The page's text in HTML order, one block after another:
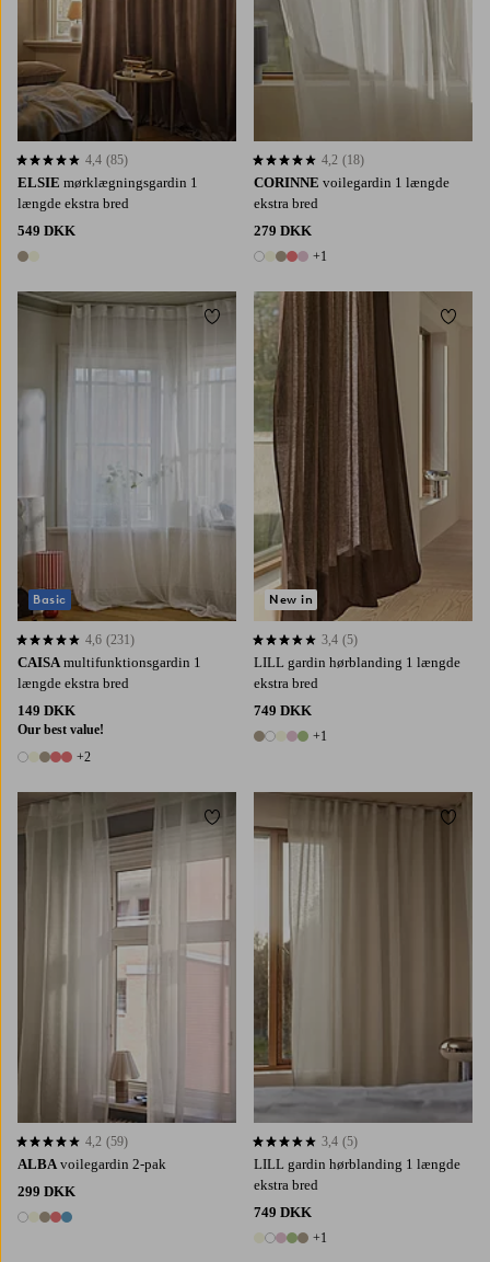
ELSIE mørklægningsgardin 1
længde ekstra bred
549 DKK
2 farver
4,4 baseret på 85 bedømmelser
4,4 (85)
CORINNE voilegardin 1 længde
ekstra bred
279 DKK
6 farver
+1
4,2 baseret på 18 bedømmelser
4,2 (18)
CAISA multifunktionsgardin 1
længde ekstra bred
149 DKK
Our best value!
7 farver
+2
4,6 baseret på 231 bedømmelser
4,6 (231)
Basic
Tilføj til favoritter
LILL gardin hørblanding 1 længde
ekstra bred
749 DKK
6 farver
+1
3,4 baseret på 5 bedømmelser
3,4 (5)
New in
Tilføj
220 250
ALBA voilegardin 2-pak
299 DKK
5 farver
4,2 baseret på 59 bedømmelser
4,2 (59)
Tilføj til favoritter
LILL gardin hørblanding 1 længde
ekstra bred
749 DKK
6 farver
+1
3,4 baseret på 5 bedømmelser
3,4 (5)
Tilføj